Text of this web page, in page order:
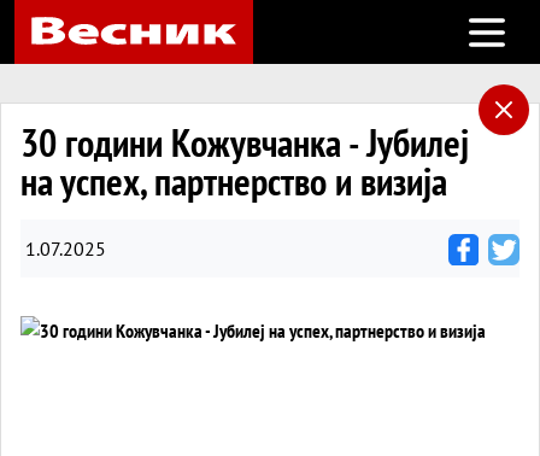
Open
30 години Кожувчанка - Јубилеј
на успех, партнерство и визија
1.07.2025